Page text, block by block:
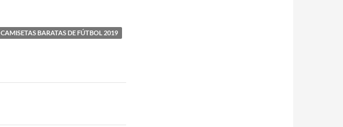
CAMISETAS BARATAS DE FÚTBOL 2019